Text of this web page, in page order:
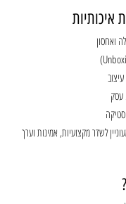
איכותיות
ואחסון
עסק
לשדר מקצועיות, אמינות וערך